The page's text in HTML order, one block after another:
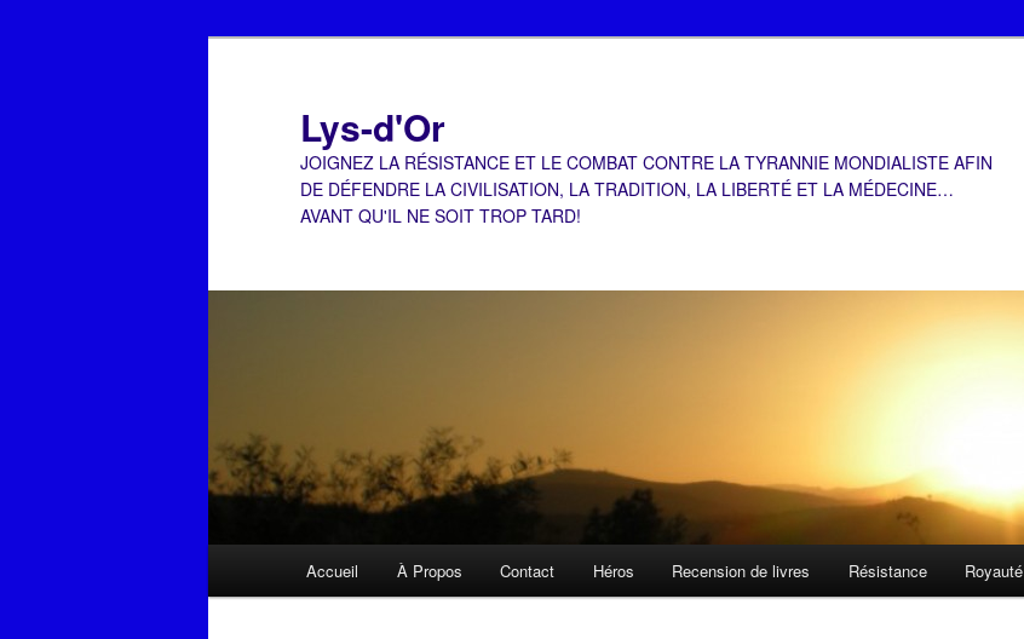
Lys-d'Or
JOIGNEZ LA RÉSISTANCE ET LE COMBAT CONTRE LA TYRANNIE MONDIALISTE AFIN
DE DÉFENDRE LA CIVILISATION, LA TRADITION, LA LIBERTÉ ET LA MÉDECINE…
AVANT QU'IL NE SOIT TROP TARD!
Accueil À Propos Contact Héros Recension de livres Résistance Royauté